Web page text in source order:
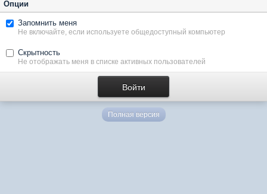
Опции
Запомнить меня
Не включайте, если используете общедоступный компьютер
Скрытность
Не отображать меня в списке активных пользователей
Полная версия